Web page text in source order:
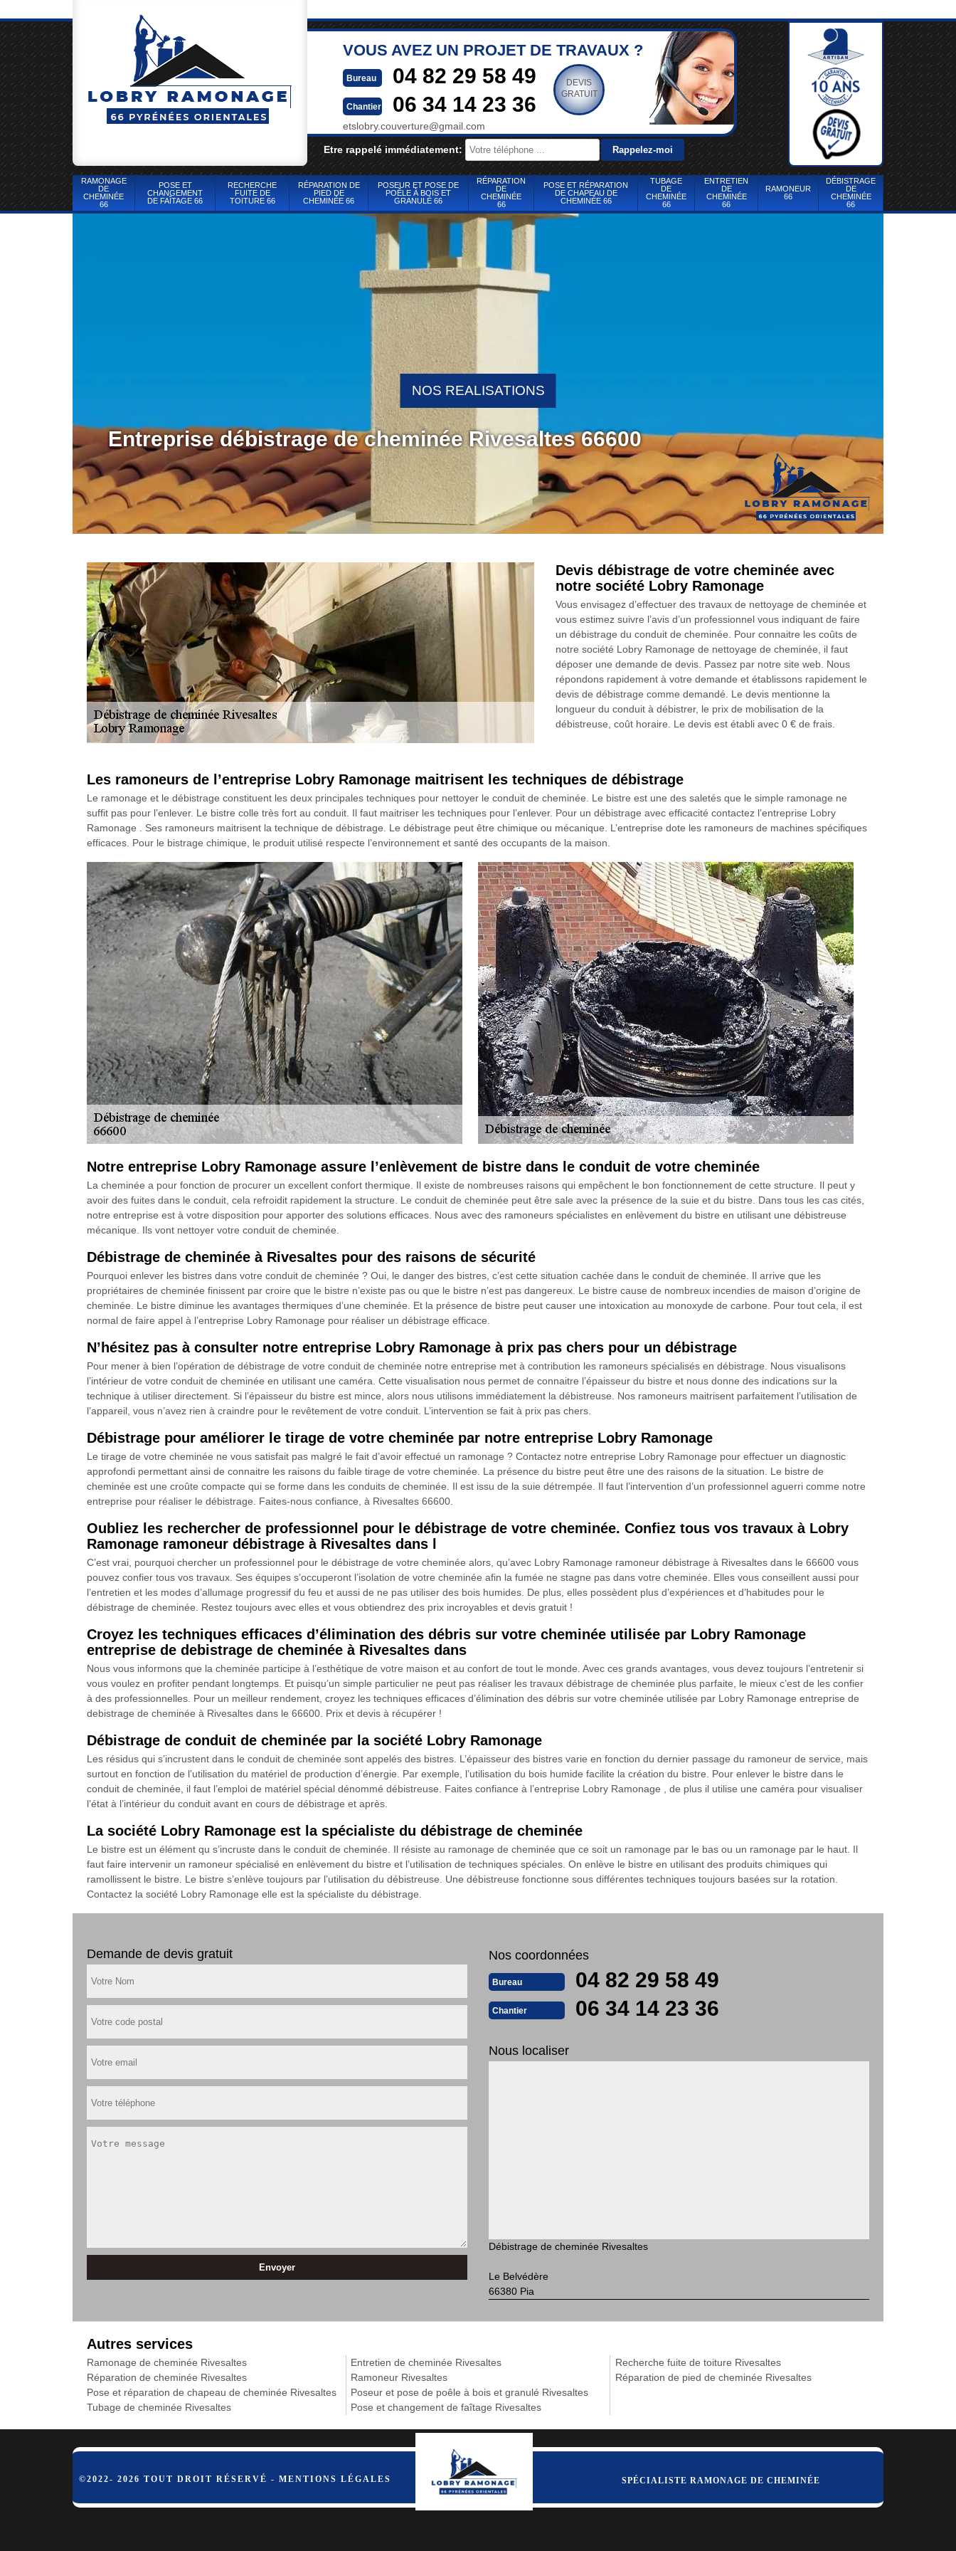
VOUS AVEZ UN PROJET DE TRAVAUX ?
Bureau 04 82 29 58 49
Chantier 06 34 14 23 36
etslobry.couverture@gmail.com
DEVIS
GRATUIT
Etre rappelé immédiatement:
RAMONAGE
DE
CHEMINÉE
66
POSE ET
CHANGEMENT
DE FAÎTAGE 66
RECHERCHE
FUITE DE
TOITURE 66
RÉPARATION DE
PIED DE
CHEMINÉE 66
POSEUR ET POSE DE
POÊLE À BOIS ET
GRANULÉ 66
RÉPARATION
DE
CHEMINÉE
66
POSE ET RÉPARATION
DE CHAPEAU DE
CHEMINÉE 66
TUBAGE
DE
CHEMINÉE
66
ENTRETIEN
DE
CHEMINÉE
66
RAMONEUR
66
DÉBISTRAGE
DE
CHEMINÉE
66
Entreprise débistrage de cheminée Rivesaltes 66600
NOS REALISATIONS
Devis débistrage de votre cheminée avec
notre société Lobry Ramonage
Vous envisagez d’effectuer des travaux de nettoyage de cheminée et
vous estimez suivre l’avis d’un professionnel vous indiquant de faire
un débistrage du conduit de cheminée. Pour connaitre les coûts de
notre société Lobry Ramonage de nettoyage de cheminée, il faut
déposer une demande de devis. Passez par notre site web. Nous
répondons rapidement à votre demande et établissons rapidement le
devis de débistrage comme demandé. Le devis mentionne la
longueur du conduit à débistrer, le prix de mobilisation de la
débistreuse, coût horaire. Le devis est établi avec 0 € de frais.
Les ramoneurs de l’entreprise Lobry Ramonage maitrisent les techniques de débistrage
Le ramonage et le débistrage constituent les deux principales techniques pour nettoyer le conduit de cheminée. Le bistre est une des saletés que le simple ramonage ne
suffit pas pour l’enlever. Le bistre colle très fort au conduit. Il faut maitriser les techniques pour l’enlever. Pour un débistrage avec efficacité contactez l’entreprise Lobry
Ramonage . Ses ramoneurs maitrisent la technique de débistrage. Le débistrage peut être chimique ou mécanique. L’entreprise dote les ramoneurs de machines spécifiques
efficaces. Pour le bistrage chimique, le produit utilisé respecte l’environnement et santé des occupants de la maison.
Notre entreprise Lobry Ramonage assure l’enlèvement de bistre dans le conduit de votre cheminée
La cheminée a pour fonction de procurer un excellent confort thermique. Il existe de nombreuses raisons qui empêchent le bon fonctionnement de cette structure. Il peut y
avoir des fuites dans le conduit, cela refroidit rapidement la structure. Le conduit de cheminée peut être sale avec la présence de la suie et du bistre. Dans tous les cas cités,
notre entreprise est à votre disposition pour apporter des solutions efficaces. Nous avec des ramoneurs spécialistes en enlèvement du bistre en utilisant une débistreuse
mécanique. Ils vont nettoyer votre conduit de cheminée.
Débistrage de cheminée à Rivesaltes pour des raisons de sécurité
Pourquoi enlever les bistres dans votre conduit de cheminée ? Oui, le danger des bistres, c’est cette situation cachée dans le conduit de cheminée. Il arrive que les
propriétaires de cheminée finissent par croire que le bistre n’existe pas ou que le bistre n’est pas dangereux. Le bistre cause de nombreux incendies de maison d’origine de
cheminée. Le bistre diminue les avantages thermiques d’une cheminée. Et la présence de bistre peut causer une intoxication au monoxyde de carbone. Pour tout cela, il est
normal de faire appel à l’entreprise Lobry Ramonage pour réaliser un débistrage efficace.
N’hésitez pas à consulter notre entreprise Lobry Ramonage à prix pas chers pour un débistrage
Pour mener à bien l’opération de débistrage de votre conduit de cheminée notre entreprise met à contribution les ramoneurs spécialisés en débistrage. Nous visualisons
l’intérieur de votre conduit de cheminée en utilisant une caméra. Cette visualisation nous permet de connaitre l’épaisseur du bistre et nous donne des indications sur la
technique à utiliser directement. Si l’épaisseur du bistre est mince, alors nous utilisons immédiatement la débistreuse. Nos ramoneurs maitrisent parfaitement l’utilisation de
l’appareil, vous n’avez rien à craindre pour le revêtement de votre conduit. L’intervention se fait à prix pas chers.
Débistrage pour améliorer le tirage de votre cheminée par notre entreprise Lobry Ramonage
Le tirage de votre cheminée ne vous satisfait pas malgré le fait d’avoir effectué un ramonage ? Contactez notre entreprise Lobry Ramonage pour effectuer un diagnostic
approfondi permettant ainsi de connaitre les raisons du faible tirage de votre cheminée. La présence du bistre peut être une des raisons de la situation. Le bistre de
cheminée est une croûte compacte qui se forme dans les conduits de cheminée. Il est issu de la suie détrempée. Il faut l’intervention d’un professionnel aguerri comme notre
entreprise pour réaliser le débistrage. Faites-nous confiance, à Rivesaltes 66600.
Oubliez les rechercher de professionnel pour le débistrage de votre cheminée. Confiez tous vos travaux à Lobry
Ramonage ramoneur débistrage à Rivesaltes dans l
C’est vrai, pourquoi chercher un professionnel pour le débistrage de votre cheminée alors, qu’avec Lobry Ramonage ramoneur débistrage à Rivesaltes dans le 66600 vous
pouvez confier tous vos travaux. Ses équipes s’occuperont l’isolation de votre cheminée afin la fumée ne stagne pas dans votre cheminée. Elles vous conseillent aussi pour
l’entretien et les modes d’allumage progressif du feu et aussi de ne pas utiliser des bois humides. De plus, elles possèdent plus d’expériences et d’habitudes pour le
débistrage de cheminée. Restez toujours avec elles et vous obtiendrez des prix incroyables et devis gratuit !
Croyez les techniques efficaces d’élimination des débris sur votre cheminée utilisée par Lobry Ramonage
entreprise de debistrage de cheminée à Rivesaltes dans
Nous vous informons que la cheminée participe à l’esthétique de votre maison et au confort de tout le monde. Avec ces grands avantages, vous devez toujours l’entretenir si
vous voulez en profiter pendant longtemps. Et puisqu’un simple particulier ne peut pas réaliser les travaux débistrage de cheminée plus parfaite, le mieux c’est de les confier
à des professionnelles. Pour un meilleur rendement, croyez les techniques efficaces d’élimination des débris sur votre cheminée utilisée par Lobry Ramonage entreprise de
debistrage de cheminée à Rivesaltes dans le 66600. Prix et devis à récupérer !
Débistrage de conduit de cheminée par la société Lobry Ramonage
Les résidus qui s’incrustent dans le conduit de cheminée sont appelés des bistres. L’épaisseur des bistres varie en fonction du dernier passage du ramoneur de service, mais
surtout en fonction de l’utilisation du matériel de production d’énergie. Par exemple, l’utilisation du bois humide facilite la création du bistre. Pour enlever le bistre dans le
conduit de cheminée, il faut l’emploi de matériel spécial dénommé débistreuse. Faites confiance à l’entreprise Lobry Ramonage , de plus il utilise une caméra pour visualiser
l’état à l’intérieur du conduit avant en cours de débistrage et après.
La société Lobry Ramonage est la spécialiste du débistrage de cheminée
Le bistre est un élément qu s’incruste dans le conduit de cheminée. Il résiste au ramonage de cheminée que ce soit un ramonage par le bas ou un ramonage par le haut. Il
faut faire intervenir un ramoneur spécialisé en enlèvement du bistre et l’utilisation de techniques spéciales. On enlève le bistre en utilisant des produits chimiques qui
ramollissent le bistre. Le bistre s’enlève toujours par l’utilisation du débistreuse. Une débistreuse fonctionne sous différentes techniques toujours basées sur la rotation.
Contactez la société Lobry Ramonage elle est la spécialiste du débistrage.
Demande de devis gratuit Nos coordonnées
Bureau 04 82 29 58 49
Chantier 06 34 14 23 36
Nous localiser
Débistrage de cheminée Rivesaltes
Le Belvédère
66380 Pia
Autres services
Ramonage de cheminée Rivesaltes
Réparation de cheminée Rivesaltes
Pose et réparation de chapeau de cheminée Rivesaltes
Tubage de cheminée Rivesaltes
Entretien de cheminée Rivesaltes
Ramoneur Rivesaltes
Poseur et pose de poêle à bois et granulé Rivesaltes
Pose et changement de faîtage Rivesaltes
Recherche fuite de toiture Rivesaltes
Réparation de pied de cheminée Rivesaltes
©2022- 2026 TOUT DROIT RÉSERVÉ -MENTIONS LÉGALES SPÉCIALISTE RAMONAGE DE CHEMINÉE